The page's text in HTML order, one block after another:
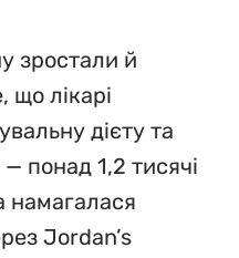
зростали й
лікарі
дієту та
— понад 1,2 тисячі
намагалася
Jordan’s